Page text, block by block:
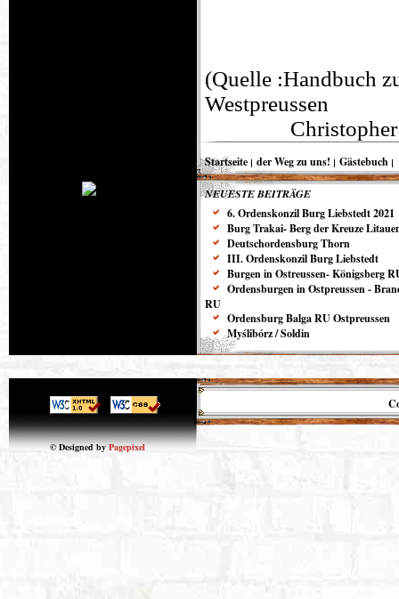
(Quelle :Handbuch
Westpreussen
Christopher
Startseite der Weg zu uns! Gästebuch
NEUESTE BEITRÄGE
6. Ordenskonzil Burg Liebstedt 2021
Burg Trakai- Berg der Kreuze
Deutschordensburg Thorn
III. Ordenskonzil Burg Liebstedt
Burgen in Ostreussen- Königsberg
Ordensburgen in Ostpreussen -
RU
Ordensburg Balga RU Ostpreussen
Myślibórz / Soldin
© Designed byPagepixel